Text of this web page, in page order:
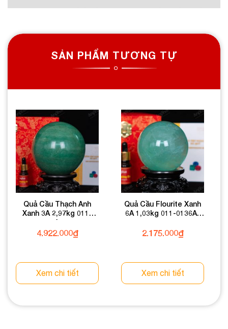
SẢN PHẨM TƯƠNG TỰ
Quả Cầu Thạch Anh
Xanh 3A 2,97kg 011-
0933A-2,97
4.922.000₫
Xem chi tiết
Quả Cầu Flourite Xanh
6A 1,03kg 011-0136A-
2.175.000₫
Xem chi tiết